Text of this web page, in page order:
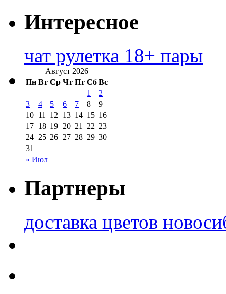
Интересное
чат рулетка 18+ пары
Август 2026
Пн Вт Ср Чт Пт Сб Вс
« Июл
1
2
3
4 5 6 7 8
9
10 11 12 13 14 15 16
17 18 19 20 21 22 23
24 25 26 27 28 29 30
31
Партнеры
доставка цветов